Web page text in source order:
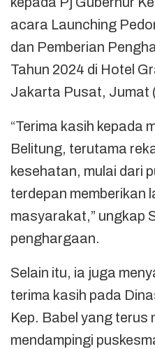
acara Launching
dan Pemberian
Tahun 2024 di Hotel
Jakarta Pusat, Jumat
“Terima kasih kepada
Belitung, terutama
kesehatan, mulai dari
terdepan memberikan
masyarakat,” ungkap
penghargaan.
Selain itu, ia juga
terima kasih pada
Kep. Babel yang terus
mendampingi